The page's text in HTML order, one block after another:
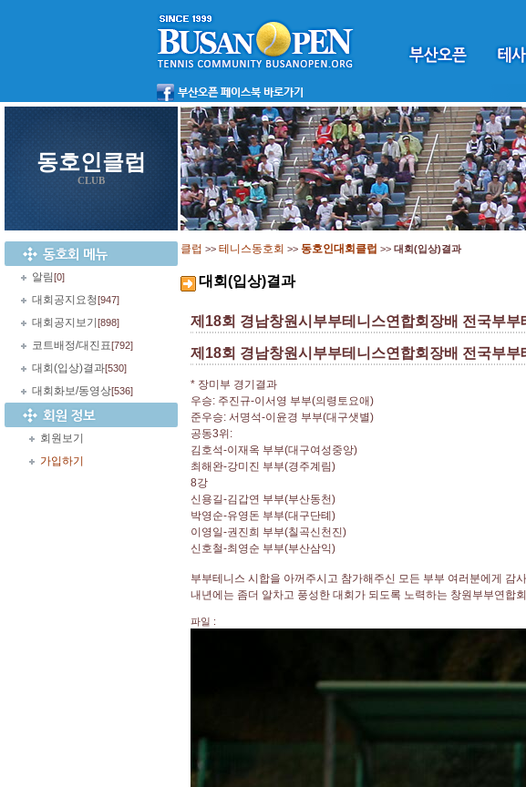
동호인클럽
CLUB
알림[0]
대회공지요청[947]
대회공지보기 [898]
코트배정/대진표[792]
대회(입상)결과[530]
대회화보/동영상[536]
회원보기
가입하기
클럽 >> 테니스동호회 >> 동호인대회클럽 >> 대회(입상)결과
대회(입상)결과
제18회 경남창원시부부테니스연합회장배 전국부
제18회 경남창원시부부테니스연합회장배 전국부부
* 장미부 경기결과
우승: 주진규-이서영 부부(의령토요애)
준우승: 서명석-이윤경 부부(대구샛별)
공동3위:
김호석-이재옥 부부(대구여성중앙)
최해완-강미진 부부(경주계림)
8강
신용길-김갑연 부부(부산동천)
박영순-유영돈 부부(대구단톄)
이영일-권진희 부부(칠곡신천진)
신호철-최영순 부부(부산삼익)
부부테니스 시합을 아꺼주시고 참가해주신 모든 부부 여러분에게 감
내년에는 좀더 알차고 풍성한 대회가 되도록 노력하는 창원부부연합
파일 :